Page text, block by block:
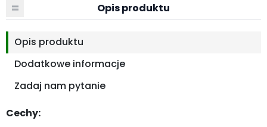
Opis produktu
Opis produktu
Dodatkowe informacje
Zadaj nam pytanie
Cechy: